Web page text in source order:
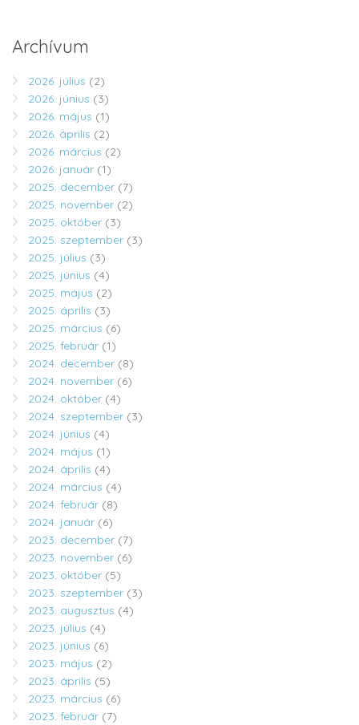
Archívum
2026. július (2)
2026. június (3)
2026. május (1)
2026. április (2)
2026. március (2)
2026. január (1)
2025. december (7)
2025. november (2)
2025. október (3)
2025. szeptember (3)
2025. július (3)
2025. június (4)
2025. május (2)
2025. április (3)
2025. március (6)
2025. február (1)
2024. december (8)
2024. november (6)
2024. október (4)
2024. szeptember (3)
2024. június (4)
2024. május (1)
2024. április (4)
2024. március (4)
2024. február (8)
2024. január (6)
2023. december (7)
2023. november (6)
2023. október (5)
2023. szeptember (3)
2023. augusztus (4)
2023. július (4)
2023. június (6)
2023. május (2)
2023. április (5)
2023. március (6)
2023. február (7)